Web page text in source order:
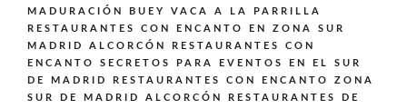
MADURACIÓN BUEY VACA A LA PARRILLA
RESTAURANTES CON ENCANTO EN ZONA SUR
MADRID ALCORCÓN
RESTAURANTES CON
ENCANTO SECRETOS PARA EVENTOS EN EL SUR
DE MADRID
RESTAURANTES CON ENCANTO ZONA
SUR DE MADRID ALCORCÓN
RESTAURANTES DE